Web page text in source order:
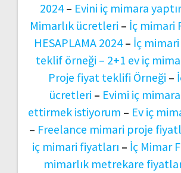
2024 – Evini iç mimara
Mimarlık ücretleri – İç mimari
HESAPLAMA 2024 – İç
teklif örneği – 2+1 ev iç
Proje fiyat teklifi Örneği –
ücretleri – Evimi iç
ettirmek istiyorum – Ev iç
– Freelance mimari proje
iç mimari fiyatları – İç Mimar
mimarlık metrekare